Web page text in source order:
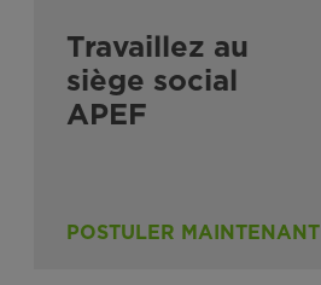
Travaillez au
siège social
APEF
POSTULER MAINTENANT